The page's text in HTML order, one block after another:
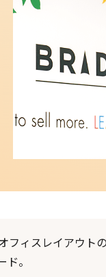
フィスレイアウト
。